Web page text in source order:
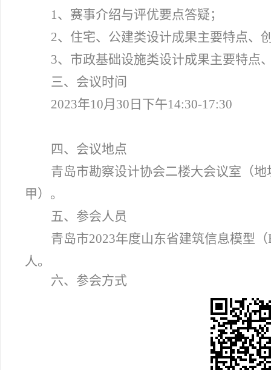
1、赛事介绍与评优要点答疑；
2、住宅、公建类设计成果主要特点、
3、市政基础设施类设计成果主要特点
三、会议时间
2023年10月30日下午14:30-17:30
四、会议地点
青岛市勘察设计协会二楼大会议室（
甲）。
五、参会人员
青岛市2023年度山东省建筑信息模型
人。
六、参会方式